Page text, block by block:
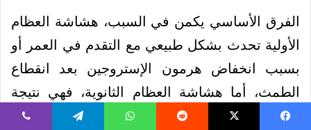
الفرق الأساسي يكمن في السبب، هشاشة العظام
الأولية تحدث بشكل طبيعي مع التقدم في العمر أو
بسبب انخفاض هرمون الإستروجين بعد انقطاع
الطمث، أما هشاشة العظام الثانوية، فهي نتيجة
مباشرة لحالة طبية أخرى أو تناول أدوية معينة، مثل